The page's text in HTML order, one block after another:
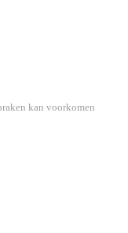
kan voorkomen